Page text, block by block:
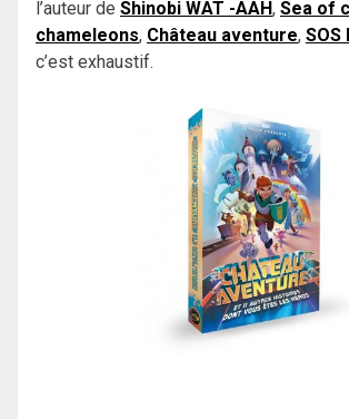
l’auteur de Shinobi WAT -AAH, Sea of
chameleons, Château aventure, SOS
c’est exhaustif.